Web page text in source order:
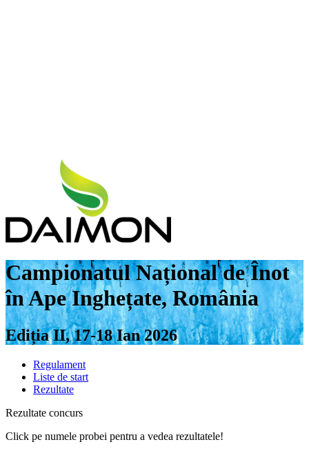
Campionatul Național de Înot
în Ape Inghețate, România
Ediția II, 17-18 Ian 2026
Regulament
Liste de start
Rezultate
Rezultate concurs
Click pe numele probei pentru a vedea rezultatele!